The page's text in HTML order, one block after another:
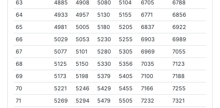
63
4885 4908 5080 5104 6705
6788
64
4933 4957 5130 5155 6771
6856
65
4981 5005 5180 5205 6837
6922
66
5029 5053 5230 5255 6903
6989
67
5077 5101 5280 5305 6969
7055
68
5125 5150 5330 5356 7035
7123
69
5173 5198 5379 5405 7100
7188
70
5221 5246 5429 5455 7166
7255
71
5269 5294 5479 5505 7232
7321